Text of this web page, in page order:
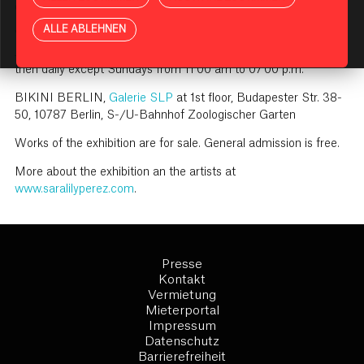
KI-Assistent starten
ALLE ABLEHNEN
of July 2023
Vernissage includin music and refreshments on Saturday, 8th
then daily except Sundays from 11:00 am to 07:00 p.m.
BIKINI BERLIN, Galerie SLP at 1st floor, Budapester Str. 38-
50, 10787 Berlin, S-/U-Bahnhof Zoologischer Garten
Works of the exhibition are for sale. General admission is free.
More about the exhibition an the artists at
www.saralilyperez.com.
Presse
Kontakt
Vermietung
Mieterportal
Impressum
Datenschutz
Barrierefreiheit